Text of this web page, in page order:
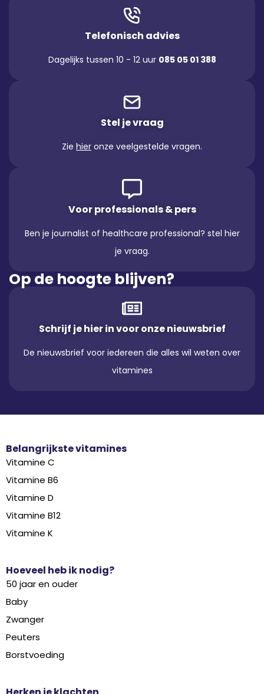
Telefonisch advies
Dagelijks tussen 10 - 12 uur 085 05 01 388
Stel je vraag
Zie hier onze veelgestelde vragen.
Voor professionals & pers
Ben je journalist of healthcare professional? stel hier
je vraag.
Op de hoogte blijven?
Schrijf je hier in voor onze nieuwsbrief
De nieuwsbrief voor iedereen die alles wil weten over
vitamines
Belangrijkste vitamines
Vitamine C
Vitamine B6
Vitamine D
Vitamine B12
Vitamine K
Hoeveel heb ik nodig?
50 jaar en ouder
Baby
Zwanger
Peuters
Borstvoeding